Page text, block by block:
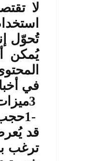
لا
تُحوّل
يُمكن
في
3
1-حجب
قد
ترغب